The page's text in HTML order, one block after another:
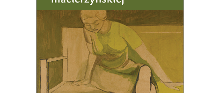
HISTORIA MIŁOŚCI
MACIERZYŃSKIEJ
PREMIERA w kwietniu
95.00zł 61.75zł